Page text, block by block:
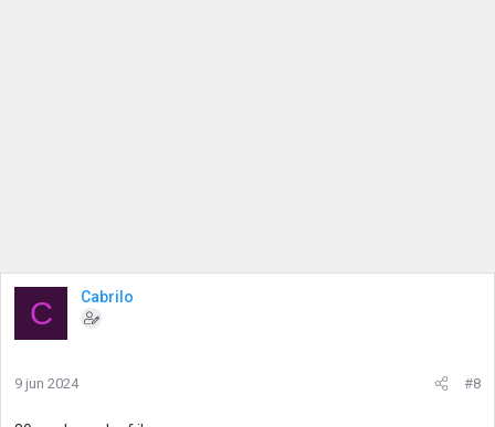
C Cabrilo
9 jun 2024 #8